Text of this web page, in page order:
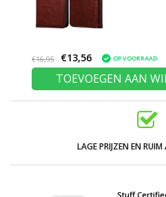
€16,95 €13,56 OP VOORRAAD
TOEVOEGEN AAN
LAGE PRIJZEN EN
Stuff